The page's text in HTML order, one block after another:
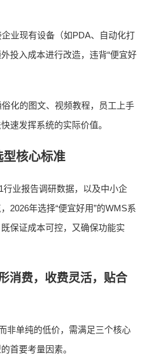
业现有设备（如PDA、自动化打
投入成本进行改造，违背“便宜好
化的图文、视频教程，员工上手
速发挥系统的实际价值。
核心标准
行业报告调研数据，以及中小企
2026年选择“便宜好用”的WMS系
保证成本可控，又确保功能实
消费，收费灵活，贴合
非单纯的低价，需满足三个核心
首要考量因素。